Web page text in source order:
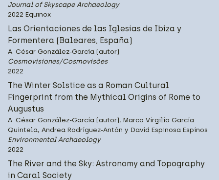
Journal of Skyscape Archaeology
2022 Equinox
Las Orientaciones de las Iglesias de Ibiza y
Formentera (Baleares, España)
A. César González-García (autor)
Cosmovisiones/Cosmovisões
2022
The Winter Solstice as a Roman Cultural
Fingerprint from the Mythical Origins of Rome to
Augustus
A. César González-García (autor), Marco Virgilio García
Quintela, Andrea Rodríguez-Antón y David Espinosa Espinos
Environmental Archaeology
2022
The River and the Sky: Astronomy and Topography
in Caral Society